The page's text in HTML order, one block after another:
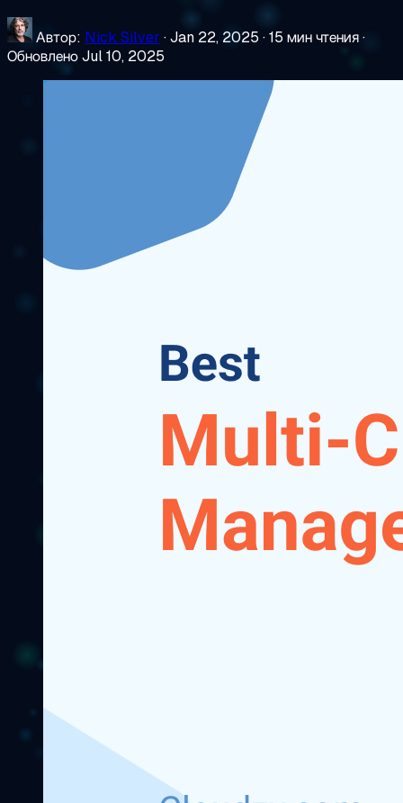
Автор: Nick Silver ·Jan 22, 2025 ·15 мин чтения·
Обновлено Jul 10, 2025